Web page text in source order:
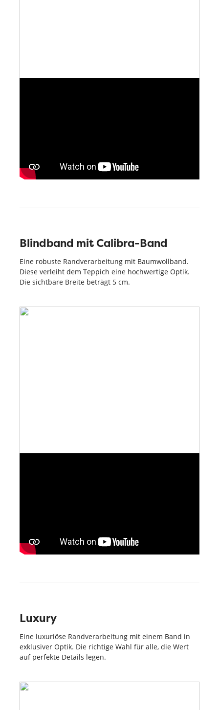
Blindband mit Calibra-Band
Eine robuste Randverarbeitung mit Baumwollband.
Diese verleiht dem Teppich eine hochwertige Optik.
Die sichtbare Breite beträgt 5 cm.
Luxury
Eine luxuriöse Randverarbeitung mit einem Band in
exklusiver Optik. Die richtige Wahl für alle, die Wert
auf perfekte Details legen.